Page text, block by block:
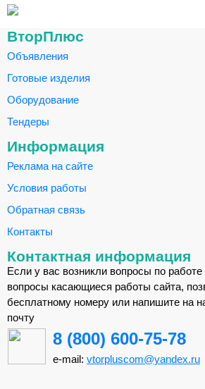
ВторПлюс
Объявления
Готовые изделия
Оборудование
Тендеры
Информация
Реклама на сайте
Условия работы
Обратная связь
Контакты
Контактная информация
Если у вас возникли вопросы по
вопросы касающиеся работы сайта,
бесплатному номеру или напишите на
почту
8 (800) 600-75-78
e-mail: vtorpluscom@yandex.ru